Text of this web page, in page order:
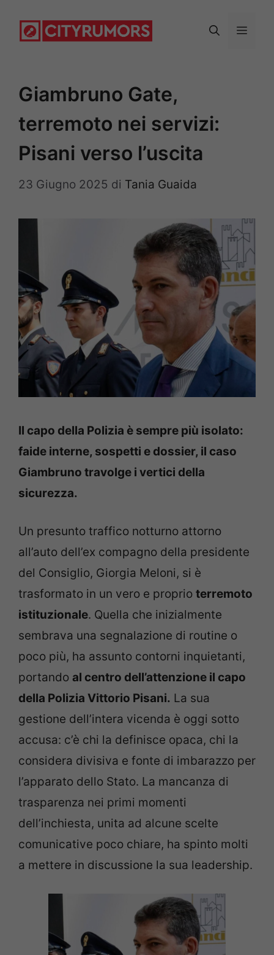
Menu
Giambruno Gate,
terremoto nei servizi:
Pisani verso l’uscita
23 Giugno 2025 di Tania Guaida
Il capo della Polizia è sempre più isolato:
faide interne, sospetti e dossier, il caso
Giambruno travolge i vertici della
sicurezza.
Un presunto traffico notturno attorno
all’auto dell’ex compagno della presidente
del Consiglio, Giorgia Meloni, si è
trasformato in un vero e proprio terremoto
istituzionale. Quella che inizialmente
sembrava una segnalazione di routine o
poco più, ha assunto contorni inquietanti,
portando al centro dell’attenzione il capo
della Polizia Vittorio Pisani. La sua
gestione dell’intera vicenda è oggi sotto
accusa: c’è chi la definisce opaca, chi la
considera divisiva e fonte di imbarazzo per
l’apparato dello Stato. La mancanza di
trasparenza nei primi momenti
dell’inchiesta, unita ad alcune scelte
comunicative poco chiare, ha spinto molti
a mettere in discussione la sua leadership.